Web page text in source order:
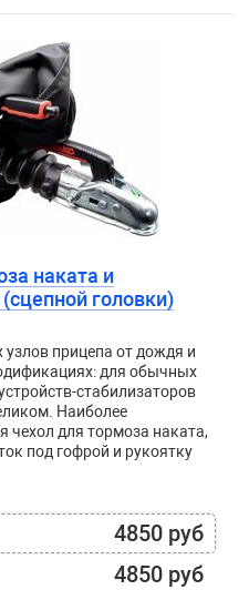
наката и
головки)
прицепа от дождя и
для обычных
стабилизаторов
Наиболее
чехол для тормоза наката,
под гофрой и рукоятку
4850 руб
4850 руб